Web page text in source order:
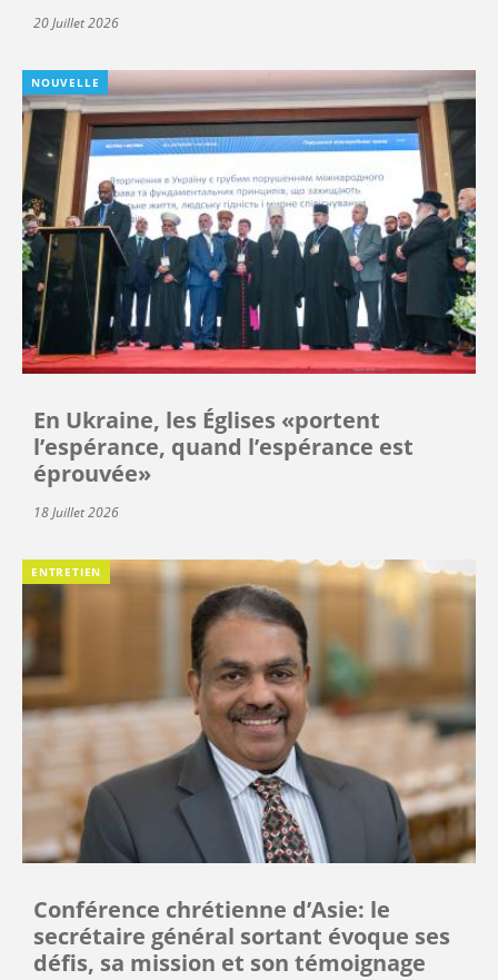
20 Juillet 2026
NOUVELLE
En Ukraine, les Églises «portent
l’espérance, quand l’espérance est
éprouvée»
18 Juillet 2026
ENTRETIEN
Conférence chrétienne d’Asie: le
secrétaire général sortant évoque ses
défis, sa mission et son témoignage